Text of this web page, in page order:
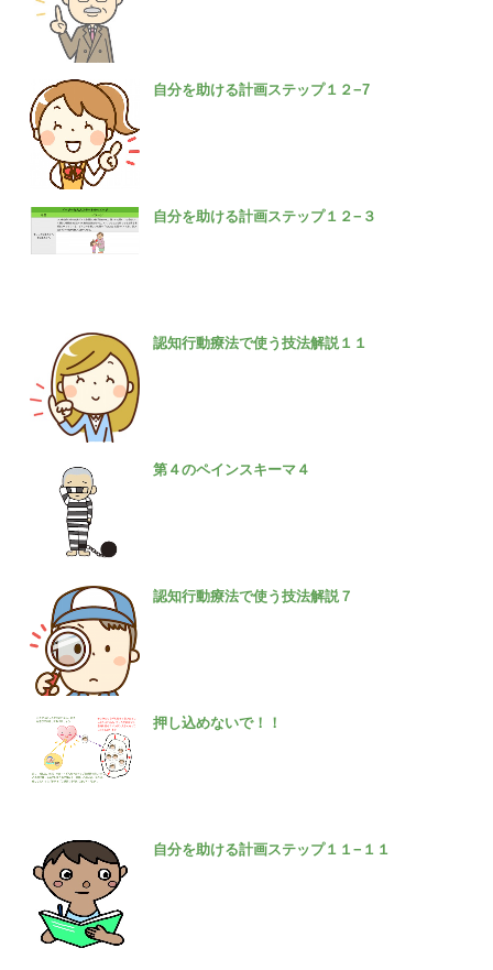
自分を助ける計画ステップ１２−7
自分を助ける計画ステップ１２−３
認知行動療法で使う技法解説１１
第４のペインスキーマ４
認知行動療法で使う技法解説７
押し込めないで！！
自分を助ける計画ステップ１１−１１